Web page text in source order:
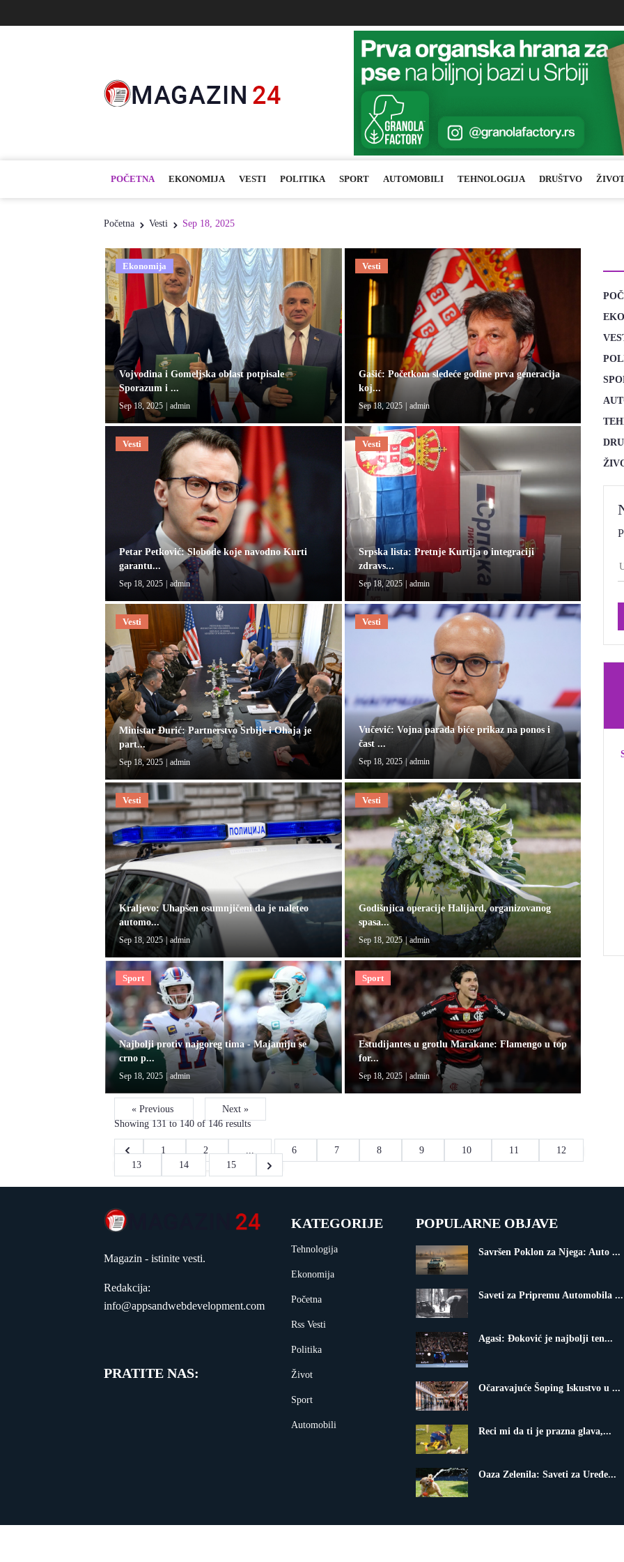
POČETNA EKONOMIJA VESTI POLITIKA SPORT AUTOMOBILI TEHNOLOGIJA DRUŠTVO
Početna Vesti Sep 18, 2025
Ekonomija
Vojvodina i Gomeljska oblast potpisale
Sporazum i ...
Sep 18, 2025 admin
Vesti
Gašić: Početkom sledeće godine prva generacija
koj...
Sep 18, 2025 admin
Vesti
Petar Petković: Slobode koje navodno Kurti
garantu...
Sep 18, 2025 admin
Vesti
Srpska lista: Pretnje Kurtija o integraciji
zdravs...
Sep 18, 2025 admin
Vesti
Ministar Đurić: Partnerstvo Srbije i Ohaja je
part...
Sep 18, 2025 | admin
Vesti
Vučević: Vojna parada biće prikaz na ponos i
čast ...
Sep 18, 2025 admin
Vesti
Kraljevo: Uhapšen osumnjičeni da je naleteo
automo...
Sep 18, 2025 | admin
Vesti
Godišnjica operacije Halijard, organizovanog
spasa...
Sep 18, 2025 | admin
Sport
Najbolji protiv najgoreg tima - Majamiju se
crno p...
Sep 18, 2025 | admin
Sport
Estudijantes u grotlu Marakane: Flamengo u top
for...
Sep 18, 2025 | admin
« Previous
Next »
Showing131to140 of146results
1 2 6 7 8 9 10 11
12
13
14 15
Magazin - istinite vesti.
Redakcija:
info@appsandwebdevelopment.com
PRATITE NAS:
KATEGORIJE
Tehnologija
Ekonomija
Početna
Rss Vesti
Politika
Život
Sport
Automobili
POPULARNE OBJAVE
Savršen Poklon za Njega: Auto ...
Saveti za Pripremu Automobila ...
Agasi: Đoković je najbolji ten...
Očaravajuće Šoping Iskustvo u ...
Reci mi da ti je prazna glava,...
Oaza Zelenila: Saveti za Uređe...